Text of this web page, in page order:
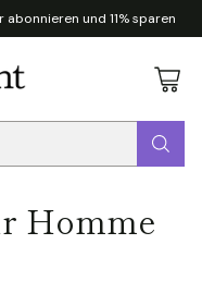
und 11% sparen
Homme